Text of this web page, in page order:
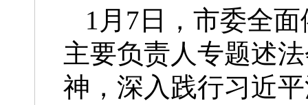
1月7日，市委全
主要负责人专题述
神，深入践行习近